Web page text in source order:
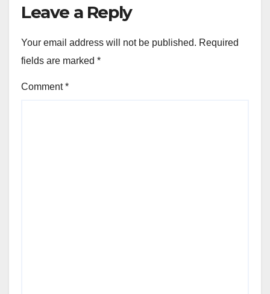
Leave a Reply
Your email address will not be published. Required
fields are marked *
Comment*